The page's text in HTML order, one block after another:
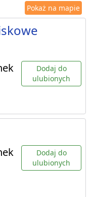
Pokaż na mapie
Dodaj do
ulubionych
Dodaj do
ulubionych